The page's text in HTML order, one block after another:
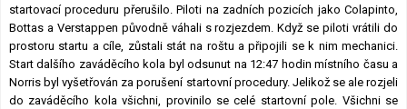
startovací proceduru přerušilo. Piloti na zadních pozicích jako Colapinto,
Bottas a Verstappen původně váhali s rozjezdem. Když se piloti vrátili do
prostoru startu a cíle, zůstali stát na roštu a připojili se k nim mechanici.
Start dalšího zaváděcího kola byl odsunut na 12:47 hodin místního času a
Norris byl vyšetřován za porušení startovní procedury. Jelikož se ale rozjeli
do zaváděcího kola všichni, provinilo se celé startovní pole. Všichni se